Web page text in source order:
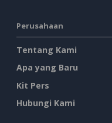
Perusahaan
Tentang Kami
Apa yang Baru
Kit Pers
Hubungi Kami